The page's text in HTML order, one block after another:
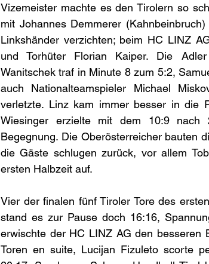
Vizemeister machte es den Tirolern so
mit Johannes Demmerer
Linkshänder verzichten; beim HC LINZ
und Torhüter Florian Kaiper. Die
Wanitschek traf in Minute 8 zum 5:2,
auch Nationalteamspieler Michael
verletzte. Linz kam immer besser in die
Wiesinger erzielte mit dem 10:9
Begegnung. Die Oberösterreicher bauten
die Gäste schlugen zurück, vor allem
ersten Halbzeit auf.
Vier der finalen fünf Tiroler Tore des
stand es zur Pause doch 16:16,
erwischte der HC LINZ AG den besseren
Toren en suite, Lucijan Fizuleto scorte